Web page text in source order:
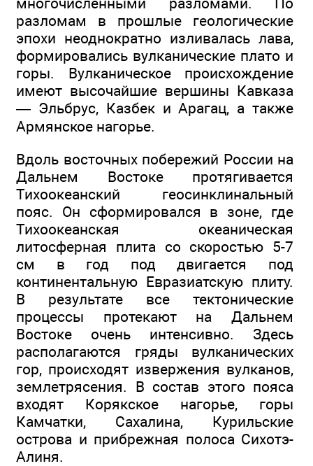
разломам в прошлые геологические
эпохи неоднократно изливалась лава,
формировались вулканические плато и
горы. Вулканическое происхождение
имеют высочайшие вершины Кавказа
— Эльбрус, Казбек и Арагац, а также
Армянское нагорье.
Вдоль восточных побережий России на
Дальнем Востоке протягивается
Тихоокеанский геосинклинальный
пояс. Он сформировался в зоне, где
Тихоокеанская океаническая
литосферная плита со скоростью 5-7
см в год под двигается под
континентальную Евразиатскую плиту.
В результате все тектонические
процессы протекают на Дальнем
Востоке очень интенсивно. Здесь
располагаются гряды вулканических
гор, происходят извержения вулканов,
землетрясения. В состав этого пояса
входят Корякское нагорье, горы
Камчатки, Сахалина, Курильские
острова и прибрежная полоса Сихотэ-
Алиня.